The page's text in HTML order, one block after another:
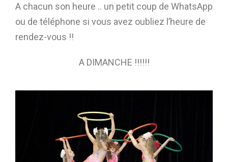
A chacun son heure .. un petit coup de WhatsApp
ou de téléphone si vous avez oubliez l’heure de
rendez-vous !!
A DIMANCHE !!!!!!